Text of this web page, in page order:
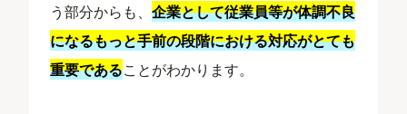
う部分からも、企業として従業員等が体調不良
になるもっと手前の段階における対応がとても
重要であることがわかります。